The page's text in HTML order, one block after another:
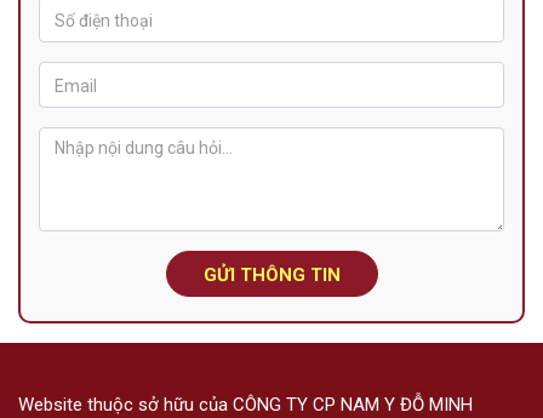
GỬI THÔNG TIN
Website thuộc sở hữu của CÔNG TY CP NAM Y ĐỖ MINH